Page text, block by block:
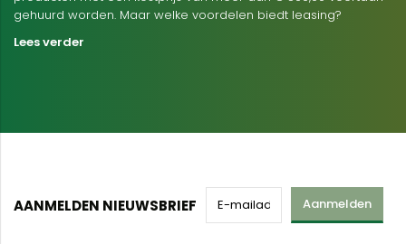
gehuurd worden. Maar welke voordelen biedt leasing?
Lees verder
AANMELDEN NIEUWSBRIEF Aanmelden